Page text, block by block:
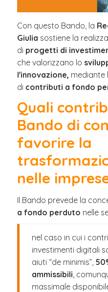
Con questo Bando, la
Giulia sostiene la
di progetti di
che valorizzano lo
l'innovazione, mediante
di contributi a fondo
Quali
Bando di
favorire la
nelle
Il Bando prevede la
a fondo perduto nelle
nel caso in cui i
investimenti digitali
aiuti “de minimis”,
ammissibili,
massimale